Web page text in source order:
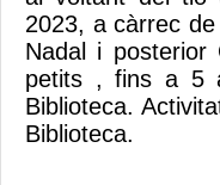
2023, a càrrec
Nadal i posterior
petits , fins a 5
Biblioteca.
Biblioteca.